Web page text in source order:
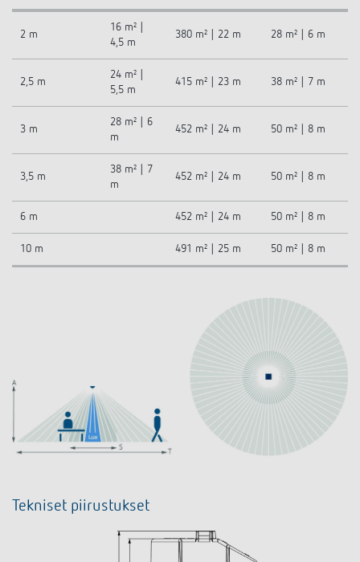
2 m
16 m² |
4,5 m
380 m² | 22 m 28 m² | 6 m
2,5 m
24 m² |
5,5 m
415 m² | 23 m 38 m² | 7 m
3 m
28 m² | 6
m
452 m² | 24 m 50 m² | 8 m
3,5 m
38 m² | 7
m
452 m² | 24 m 50 m² | 8 m
6 m 452 m² | 24 m 50 m² | 8 m
10 m 491 m² | 25 m 50 m² | 8 m
Tekniset piirustukset